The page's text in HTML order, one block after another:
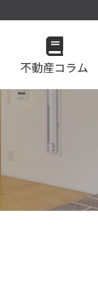
不動産コラム
お問い合わせ
個人情報保護方針